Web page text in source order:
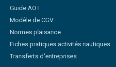
Guide AOT
Modèle de CGV
Normes plaisance
Fiches pratiques activités nautiques
Transferts d'entreprises